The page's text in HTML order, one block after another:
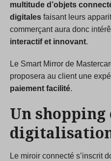
multitude d’objets
digitales faisant leurs
commerçant aura donc
interactif et innovant.
Le Smart Mirror de
proposera au client une
paiement facilité.
Un shopping
Le miroir connecté s’inscrit